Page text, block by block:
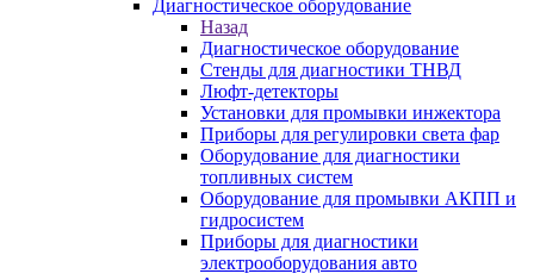
Диагностическое оборудование
Назад
Диагностическое оборудование
Стенды для диагностики ТНВД
Люфт-детекторы
Установки для промывки инжектора
Приборы для регулировки света фар
Оборудование для диагностики
топливных систем
Оборудование для промывки АКПП и
гидросистем
Приборы для диагностики
электрооборудования авто